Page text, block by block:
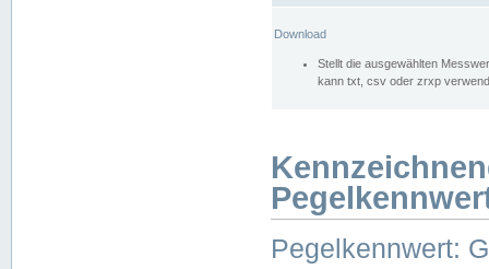
Download
Stellt die ausgewählten
kann txt, csv oder zrxp
Pegelkennwert: